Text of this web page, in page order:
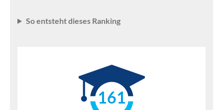
So entsteht dieses Ranking
161